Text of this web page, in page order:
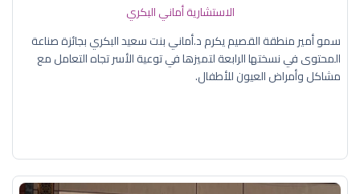
الاستشارية أماني البكري
سمو أمير منطقة القصيم يكرم د.أماني بنت سعيد البكري بجائزة صناعة
المحتوى في نسختها الرابعة لتميزها في توعية الأسر تجاه التعامل مع
مشاكل وأمراض العيون للأطفال.